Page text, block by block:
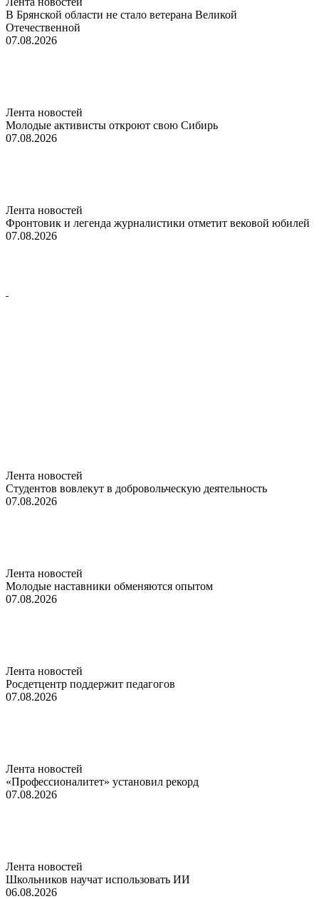
В Брянской области не стало ветерана Великой
Отечественной
07.08.2026
Лента новостей
Молодые активисты откроют свою Сибирь
07.08.2026
Лента новостей
Фронтовик и легенда журналистики отметит вековой юбилей
07.08.2026
Лента новостей
Студентов вовлекут в добровольческую деятельность
07.08.2026
Лента новостей
Молодые наставники обменяются опытом
07.08.2026
Лента новостей
Росдетцентр поддержит педагогов
07.08.2026
Лента новостей
«Профессионалитет» установил рекорд
07.08.2026
Лента новостей
Школьников научат использовать ИИ
06.08.2026